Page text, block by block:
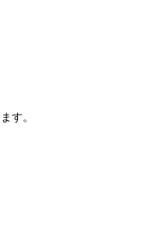
す。